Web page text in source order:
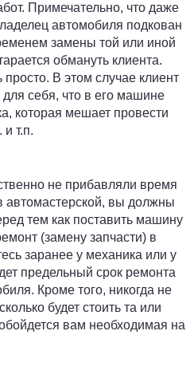
Примечательно, что даже
автомобиля подкован
замены той или иной
обмануть клиента.
В этом случае клиент
себя, что в его машине
которая мешает провести
т.п.
не прибавляли время
автомастерской, вы должны
тем как поставить машину
(замену запчасти) в
заранее у механика или у
предельный срок ремонта
Кроме того, никогда не
будет стоить та или
вам необходимая на